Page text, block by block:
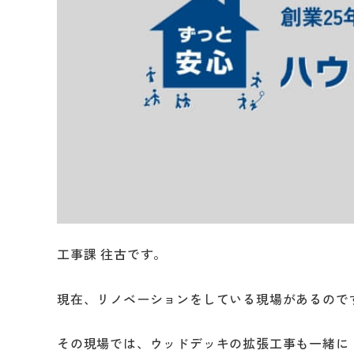
工事課 往古です。
現在、リノベーションをしている現場があるので
その現場では、ウッドデッキの拡張工事も一緒に